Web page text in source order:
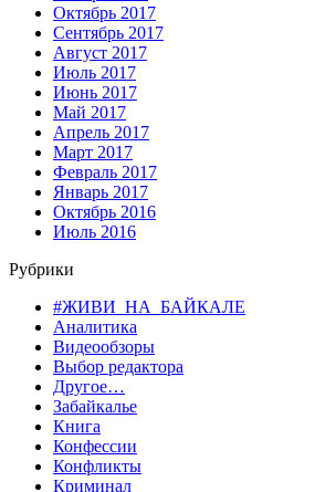
Октябрь 2017
Сентябрь 2017
Август 2017
Июль 2017
Июнь 2017
Май 2017
Апрель 2017
Март 2017
Февраль 2017
Январь 2017
Октябрь 2016
Июль 2016
Рубрики
#ЖИВИ_НА_БАЙКАЛЕ
Аналитика
Видеообзоры
Выбор редактора
Другое…
Забайкалье
Книга
Конфессии
Конфликты
Криминал